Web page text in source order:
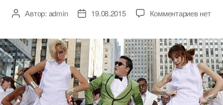
АвторАвтор: admin
Дата19.08.2015 Комментариевк
по
нет